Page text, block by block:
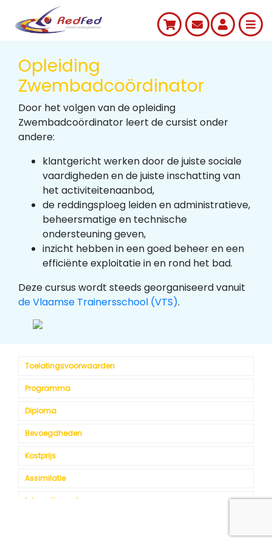
Opleiding
Zwembadcoördinator
Door het volgen van de opleiding
Zwembadcoördinator leert de cursist onder
andere:
klantgericht werken door de juiste sociale
vaardigheden en de juiste inschatting van
het activiteitenaanbod,
de reddingsploeg leiden en administratieve,
beheersmatige en technische
ondersteuning geven,
inzicht hebben in een goed beheer en een
efficiënte exploitatie in en rond het bad.
Deze cursus wordt steeds georganiseerd vanuit
de Vlaamse Trainersschool (VTS).
Toelatingsvoorwaarden
Programma
Diploma
Bevoegdheden
Kostprijs
Assimilatie
Internationaal